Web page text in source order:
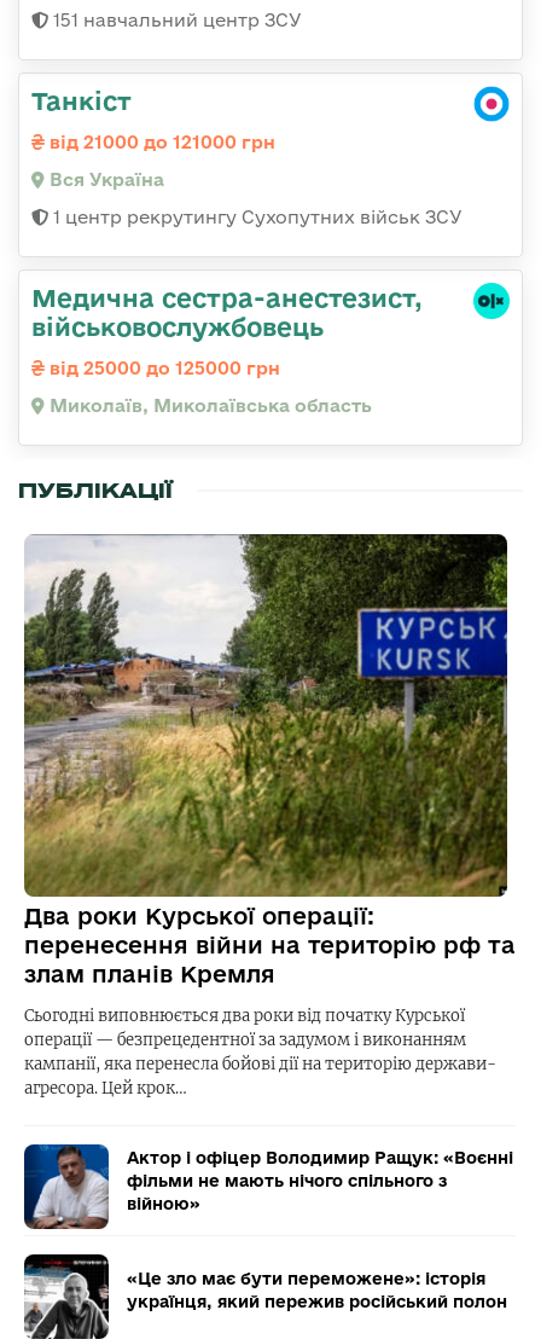
151 навчальний центр ЗСУ
Танкіст
від 21000 до 121000 грн
Вся Україна
1 центр рекрутингу Сухопутних військ ЗСУ
Медична сестpа-анестезист,
військовослужбовець
від 25000 до 125000 грн
Миколаїв, Миколаївська область
ПУБЛІКАЦІЇ
Два роки Курської операції:
перенесення війни на територію рф та
злам планів Кремля
Сьогодні виповнюється два роки від початку Курської
операції — безпрецедентної за задумом і виконанням
кампанії, яка перенесла бойові дії на територію держави-
агресора. Цей крок…
Актор і офіцер Володимир Ращук: «Воєнні
фільми не мають нічого спільного з
війною»
«Це зло має бути переможене»: історія
українця, який пережив російський полон